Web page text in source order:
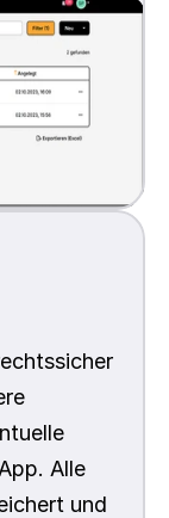
Alle
und